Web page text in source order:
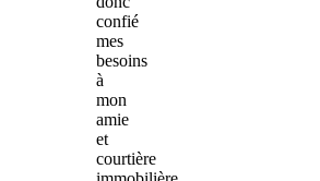
confié
mes
besoins
à
mon
amie
et
courtière